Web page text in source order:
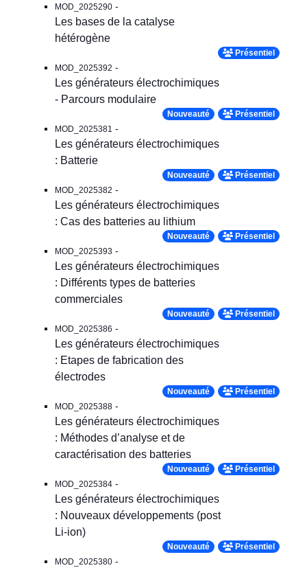
MOD_2025290 -
Les bases de la catalyse
hétérogène
Présentiel
MOD_2025392 -
Les générateurs électrochimiques
- Parcours modulaire
Présentiel
Nouveauté
MOD_2025381 -
Les générateurs électrochimiques
: Batterie
Présentiel
Nouveauté
MOD_2025382 -
Les générateurs électrochimiques
: Cas des batteries au lithium
Présentiel
Nouveauté
MOD_2025393 -
Les générateurs électrochimiques
: Différents types de batteries
commerciales
Présentiel
Nouveauté
MOD_2025386 -
Les générateurs électrochimiques
: Etapes de fabrication des
électrodes
Présentiel
Nouveauté
MOD_2025388 -
Les générateurs électrochimiques
: Méthodes d’analyse et de
caractérisation des batteries
Présentiel
Nouveauté
MOD_2025384 -
Les générateurs électrochimiques
: Nouveaux développements (post
Li-ion)
Présentiel
Nouveauté
MOD_2025380 -